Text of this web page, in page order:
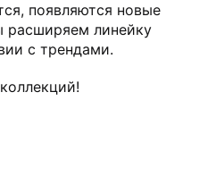
появляются новые
расширяем линейку
с трендами.